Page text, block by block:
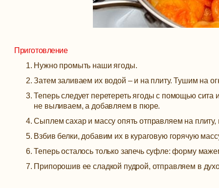
Приготовление
Нужно промыть наши ягоды.
Затем заливаем их водой – и на плиту. Тушим на
Теперь следует перетереть ягоды с помощью
не выливаем, а добавляем в пюре.
Сыплем сахар и массу опять отправляем на плиту,
Взбив белки, добавим их в кураговую горячую
Теперь осталось только запечь суфле: форму
Припорошив ее сладкой пудрой, отправляем в